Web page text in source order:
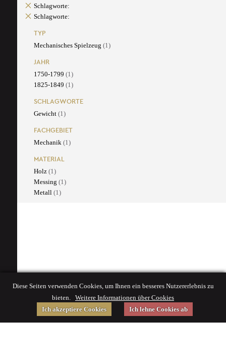
Schlagworte:
Schlagworte:
TYP
Mechanisches Spielzeug (1)
JAHR
1750-1799 (1)
1825-1849 (1)
SCHLAGWORTE
Gewicht (1)
FACHGEBIET
Mechanik (1)
MATERIAL
Holz (1)
Messing (1)
Metall (1)
Diese Seiten verwenden Cookies, um Ihnen ein besseres Nutzererlebnis zu
bieten. Weitere Informationen über Cookies
Ich akzeptiere Cookies
Ich lehne Cookies ab